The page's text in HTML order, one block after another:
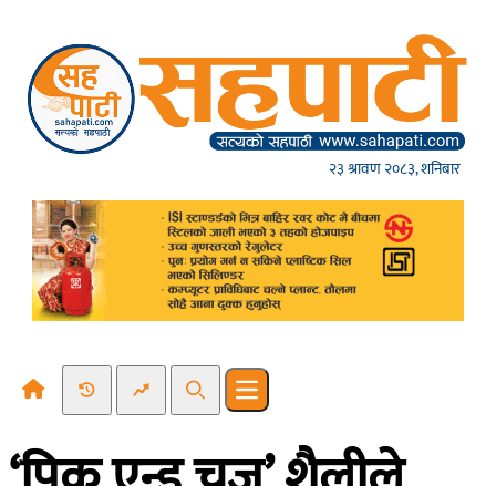
२३ श्रावण २०८३, शनिबार
Recent NewsTrending News
SearchOpen main menu